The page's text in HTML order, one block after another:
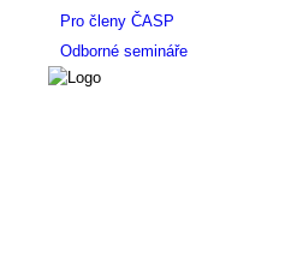
Pro členy ČASP
Odborné semináře